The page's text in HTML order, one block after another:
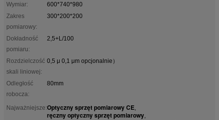
Wymiar:
600*740*980
Zakres
pomiarowy:
300*200*200
Dokładność
pomiaru:
2,5+L/100
Rozdzielczość
skali liniowej:
0,5 μ 0,1 μm opcjonalnie）
Odległość
robocza:
80mm
Najważniejsze:Optyczny sprzęt pomiarowy CE,
ręczny optyczny sprzęt pomiarowy,